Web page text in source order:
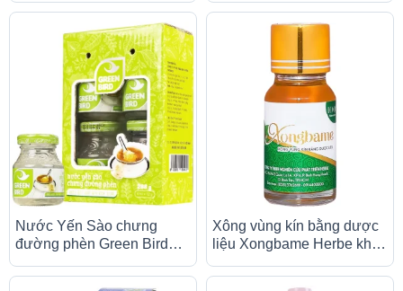
thể trạng (150ml)
hóa (72g)
Nước Yến Sào chưng
đường phèn Green Bird
bồi bổ cơ thể, ngăn ngừa
lão hóa (4 hũ x 72g)
Xông vùng kín bằng dược
liệu Xongbame Herbe khử
khuẩn, diệt vi nấm, chống
viêm sưng (10ml)